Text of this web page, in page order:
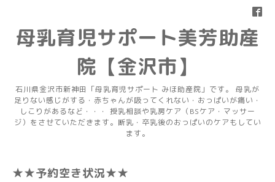
母乳育児サポート美芳助産
院【金沢市】
石川県金沢市新神田「母乳育児サポート みほ助産院」です。 母乳が
足りない感じがする・赤ちゃんが吸ってくれない・おっぱいが痛い・
しこりがあるなど・・・ 授乳相談や乳房ケア（BSケア・マッサー
ジ）をさせていただきます。断乳・卒乳後のおっぱいのケアもしてい
ます。
★★予約空き状況★★